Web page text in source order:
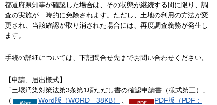
都道府県知事が確認した場合は、その状態が継続する間に限り、調
査の実施が一時的に免除されます。ただし、土地の利用の方法が変
更され、当該確認が取り消された場合には、再度調査義務が発生し
ます。
手続の詳細については、下記問合せ先までお問い合わせください。
【申請、届出様式】
「土壌汚染対策法第3条第1項ただし書の確認申請書（様式第三）」
（
Word版（WORD：38KB）
PDF版（PDF：